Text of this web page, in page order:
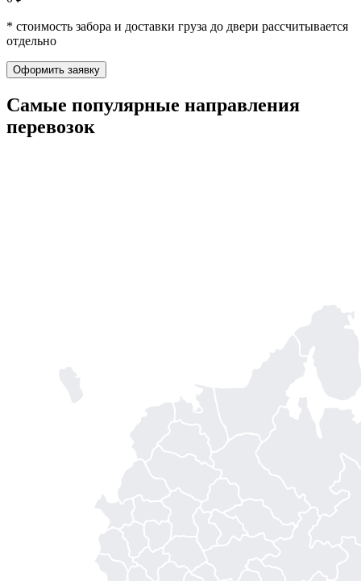
* стоимость забора и доставки груза до двери рассчитывается
отдельно
Оформить заявку
Самые популярные направления
перевозок